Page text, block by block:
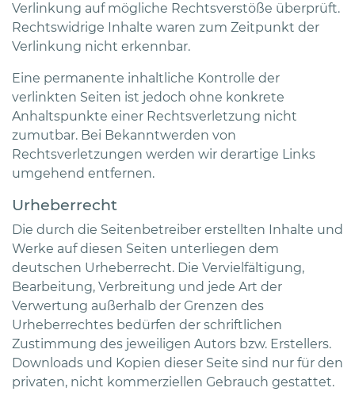
Verlinkung auf mögliche Rechtsverstöße überprüft.
Rechtswidrige Inhalte waren zum Zeitpunkt der
Verlinkung nicht erkennbar.
Eine permanente inhaltliche Kontrolle der
verlinkten Seiten ist jedoch ohne konkrete
Anhaltspunkte einer Rechtsverletzung nicht
zumutbar. Bei Bekanntwerden von
Rechtsverletzungen werden wir derartige Links
umgehend entfernen.
Urheberrecht
Die durch die Seitenbetreiber erstellten Inhalte und
Werke auf diesen Seiten unterliegen dem
deutschen Urheberrecht. Die Vervielfältigung,
Bearbeitung, Verbreitung und jede Art der
Verwertung außerhalb der Grenzen des
Urheberrechtes bedürfen der schriftlichen
Zustimmung des jeweiligen Autors bzw. Erstellers.
Downloads und Kopien dieser Seite sind nur für den
privaten, nicht kommerziellen Gebrauch gestattet.